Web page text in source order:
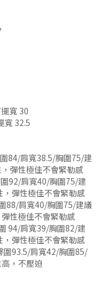
寬 30
寬 32.5
84/肩寬38.5/胸圍75/建
彈性極佳不會緊勒感
92/肩寬40/胸圍75/建
，彈性極佳不會緊勒感
88/肩寬40/胸圍75/建議
性極佳不會緊勒感
94/肩寬39/胸圍82/建
，彈性極佳不會緊勒感
圍93.5/肩寬42/胸圍85/
，不壓迫